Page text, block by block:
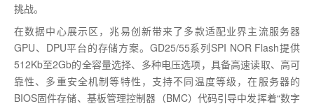
挑战。
在数据中心展示区，兆易创新带来了多款适配业界主流服务器
GPU、DPU平台的存储方案。GD25/55系列SPI NOR Flash提供
512Kb至2Gb的全容量选择、多种电压选项，具备高速读取、高可
靠性、多重安全机制等特性，支持不同温度等级，在服务器的
BIOS固件存储、基板管理控制器（BMC）代码引导中发挥着“数字